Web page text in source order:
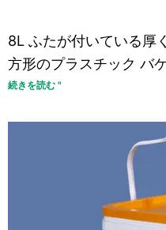
8L ふたが付いている厚
方形のプラスチック バ
続きを読む "